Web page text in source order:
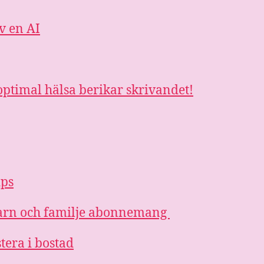
en AI
hälsa berikar skrivandet!
och familje abonnemang
i bostad